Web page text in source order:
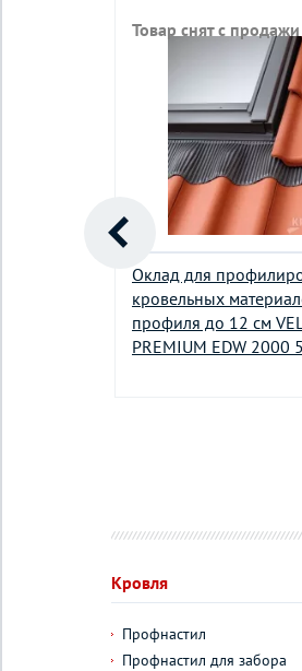
Оклад для
кровельных
профиля до 12 см
PREMIUM EDW 2000
Товар снят с продажи
Кровля
Профнастил
Профнастил для забора